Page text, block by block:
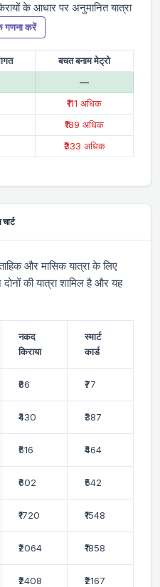
के आधार पर अनुमानित यात्रा
गणना करें
बचत बनाम मेट्रो
—
₹111 अधिक
₹189 अधिक
₹333 अधिक
और मासिक यात्रा के लिए
की यात्रा शामिल है और यह
नकद
किराया
स्मार्ट
कार्ड
₹86 ₹77
₹430 ₹387
₹516 ₹464
₹602 ₹542
₹1720 ₹1548
₹2064 ₹1858
₹2408 ₹2167